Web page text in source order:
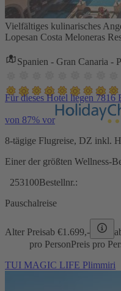
Vielfältiges kulinarisches
Lopesan Costa Meloneras
Spanien - Gran Canaria -
Für dieses Hotel liegen 7816
von 87% vor
8-tägige Flugreise, DZ inkl.
Einer der größten Wellness-
253100Bestellnr.:
Pauschalreise
Alter Preisab €1.699,-
pro PersonPreis pro
TUI MAGIC LIFE Plimmiri